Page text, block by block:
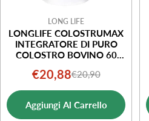
LONG LIFE
LONGLIFE COLOSTRUMAX
INTEGRATORE DI PURO
COLOSTRO BOVINO 60
Prezzo
di
vendita
€20,88Prezzo
normale
€20,90
Aggiungi Al Carrello